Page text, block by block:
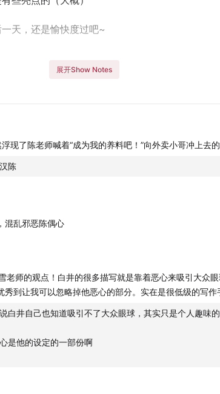
天，还是愉快度过吧~
是侦探》
超连续杀人事件》
怪异，你是怪物》
三口棺材》
展开Show Notes
现了陈老师喊着“成为我的养料吧！”向外卖小哥冲上去
陈
混乱邪恶陈偶心
老师的观点！白井的很多描写就是靠着恶心来吸引大众
秀到让我可以忽略掉他恶心的部分。实在是很低级的写作
白井自己也知道吸引不了大众眼球，其实只是个人趣味
是他的设定的一部份啊